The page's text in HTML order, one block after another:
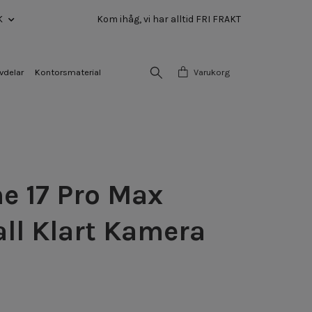
Kom ihåg, vi har alltid FRI FRAKT
Kontorsmaterial Varukorg
17 Pro Max
Klart Kamera